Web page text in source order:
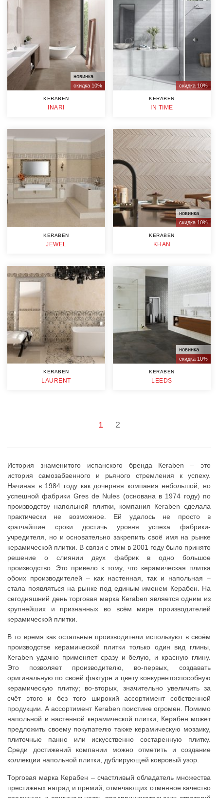
новинка
скидка 10%
KERABEN
INARI
скидка 10%
KERABEN
IN TIME
KERABEN
JEWEL
новинка
скидка 10%
KERABEN
KHAN
KERABEN
LAURENT
новинка
скидка 10%
KERABEN
LEEDS
1 2
История знаменитого испанского бренда Кeraben – это
история самозабвенного и рьяного стремления к успеху.
Начиная в 1984 году как дочерняя компания небольшой, но
успешной фабрики Gres de Nules (основана в 1974 году) по
производству напольной плитки, компания Кeraben сделала
практически не возможное. Ей удалось не просто в
кратчайшие сроки достичь уровня успеха фабрики-
учредителя, но и основательно закрепить своё имя на рынке
керамической плитки. В связи с этим в 2001 году было принято
решение о слиянии двух фабрик в одно большое
производство. Это привело к тому, что керамическая плитка
обоих производителей – как настенная, так и напольная –
стала появляться на рынке под единым именем Керабен. На
сегодняшний день торговая марка Кeraben является одним из
крупнейших и признанных во всём мире производителей
керамической плитки.
В то время как остальные производители используют в своём
производстве керамической плитки только один вид глины,
Кeraben удачно применяет сразу и белую, и красную глину.
Это позволяет производителю, во-первых, создавать
оригинальную по своей фактуре и цвету конкурентоспособную
керамическую плитку; во-вторых, значительно увеличить за
счёт этого и без того широкий ассортимент собственной
продукции. А ассортимент Кeraben поистине огромен. Помимо
напольной и настенной керамической плитки, Керабен может
предложить своему покупателю также керамическую мозаику,
плиточные панно или искусственно состаренную плитку.
Среди достижений компании можно отметить и создание
коллекции напольной плитки, дублирующей ковровый узор.
Торговая марка Керабен – счастливый обладатель множества
престижных наград и премий, отмечающих отменное качество